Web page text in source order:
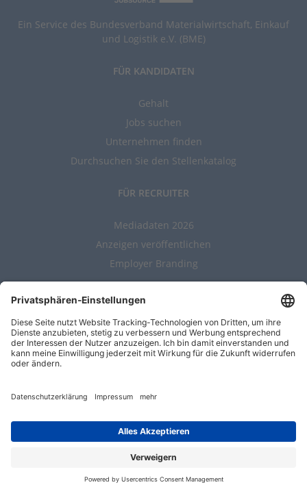
Ein Service des Bundesverband Materialwirtschaft, Einkauf
und Logistik e.V. (BME)
FÜR KANDIDATEN
Gehalt
Jobs suchen
Unternehmen finden
Durchsuchen Sie den Stellenkatalog
FÜR RECRUITER
Mediadaten 2026
Anzeigen veröffentlichen
Employer Branding
ALLGEMEIN
Kontakt
AGBs
Entwickelt durchJobiqo